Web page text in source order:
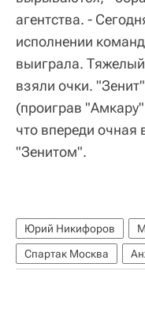
агентства. -
исполнении
выиграла.
взяли очки.
(проиграв
что впереди очная
"Зенитом".
Юрий Никифоров
Спартак Москва